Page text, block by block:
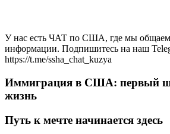
У нас есть ЧАТ по США, где мы
информации. Подпишитесь на наш
https://t.me/ssha_chat_kuzya
Иммиграция в США: первый
жизнь
Путь к мечте начинается здесь